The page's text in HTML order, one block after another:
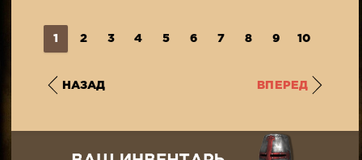
1 2 3 4 5 6 7 8 9 10
НАЗАД ВПЕРЕД